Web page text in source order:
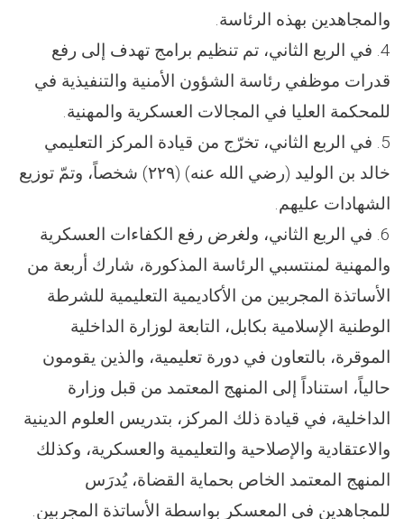
والمجاهدين بهذه الرئاسة.
4. في الربع الثاني، تم تنظيم برامج تهدف إلى رفع
قدرات موظفي رئاسة الشؤون الأمنية والتنفيذية في
للمحكمة العليا في المجالات العسكرية والمهنية.
5. في الربع الثاني، تخرّج من قيادة المركز التعليمي
خالد بن الوليد (رضي الله عنه) (۲۲۹) شخصاً، وتمّ توزيع
الشهادات عليهم.
6. في الربع الثاني، ولغرض رفع الكفاءات العسكرية
والمهنية لمنتسبي الرئاسة المذكورة، شارك أربعة من
الأساتذة المجربين من الأكاديمية التعليمية للشرطة
الوطنية الإسلامية بكابل، التابعة لوزارة الداخلية
الموقرة، بالتعاون في دورة تعليمية، والذين يقومون
حالياً، استناداً إلى المنهج المعتمد من قبل وزارة
الداخلية، في قيادة ذلك المركز، بتدريس العلوم الدينية
والاعتقادية والإصلاحية والتعليمية والعسكرية، وكذلك
المنهج المعتمد الخاص بحماية القضاة، يُدرَس
للمجاهدين في المعسكر بواسطة الأساتذة المجربين.